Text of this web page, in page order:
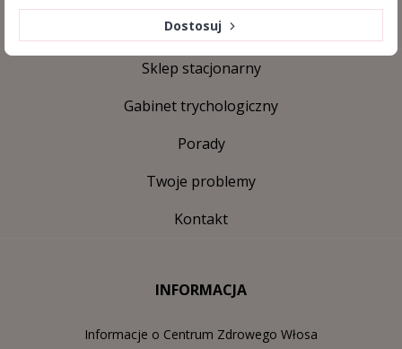
Sklep stacjonarny
Gabinet trychologiczny
Porady
Twoje problemy
Kontakt
INFORMACJA
Informacje o Centrum Zdrowego Włosa
Dostosuj